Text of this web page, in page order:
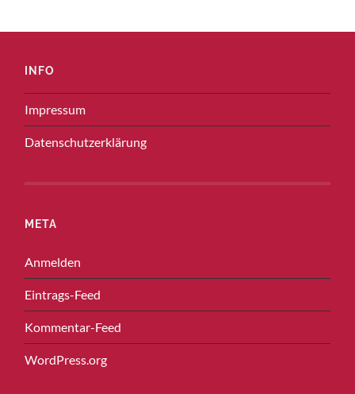
INFO
Impressum
Datenschutzerklärung
META
Anmelden
Eintrags-Feed
Kommentar-Feed
WordPress.org